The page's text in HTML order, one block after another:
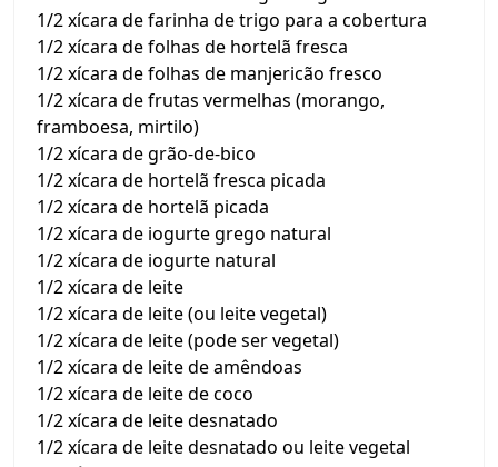
1/2 xícara de farinha de trigo para a cobertura
1/2 xícara de folhas de hortelã fresca
1/2 xícara de folhas de manjericão fresco
1/2 xícara de frutas vermelhas (morango,
framboesa, mirtilo)
1/2 xícara de grão-de-bico
1/2 xícara de hortelã fresca picada
1/2 xícara de hortelã picada
1/2 xícara de iogurte grego natural
1/2 xícara de iogurte natural
1/2 xícara de leite
1/2 xícara de leite (ou leite vegetal)
1/2 xícara de leite (pode ser vegetal)
1/2 xícara de leite de amêndoas
1/2 xícara de leite de coco
1/2 xícara de leite desnatado
1/2 xícara de leite desnatado ou leite vegetal